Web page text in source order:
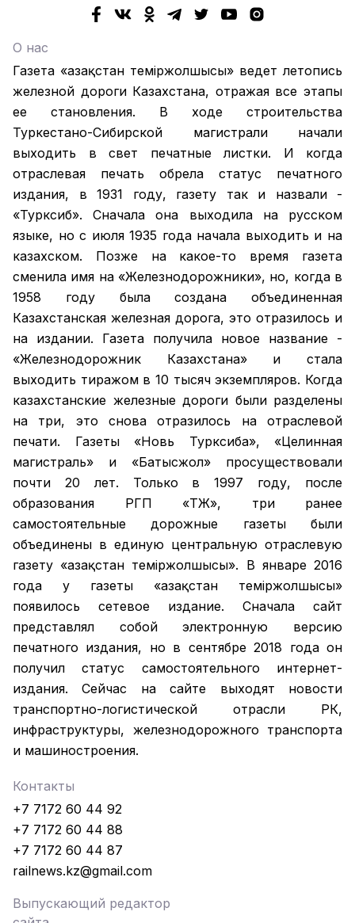
О нас
Газета «Қазақстан теміржолшысы» ведет летопись
железной дороги Казахстана, отражая все этапы
ее становления. В ходе строительства
Туркестано-Сибирской магистрали начали
выходить в свет печатные листки. И когда
отраслевая печать обрела статус печатного
издания, в 1931 году, газету так и назвали -
«Турксиб». Сначала она выходила на русском
языке, но с июля 1935 года начала выходить и на
казахском. Позже на какое-то время газета
сменила имя на «Железнодорожники», но, когда в
1958 году была создана объединенная
Казахстанская железная дорога, это отразилось и
на издании. Газета получила новое название -
«Железнодорожник Казахстана» и стала
выходить тиражом в 10 тысяч экземпляров. Когда
казахстанские железные дороги были разделены
на три, это снова отразилось на отраслевой
печати. Газеты «Новь Турксиба», «Целинная
магистраль» и «Батысжол» просуществовали
почти 20 лет. Только в 1997 году, после
образования РГП «ҚТЖ», три ранее
самостоятельные дорожные газеты были
объединены в единую центральную отраслевую
газету «Қазақстан темiржолшысы». В январе 2016
года у газеты «Қазақстан теміржолшысы»
появилось сетевое издание. Сначала сайт
представлял собой электронную версию
печатного издания, но в сентябре 2018 года он
получил статус самостоятельного интернет-
издания. Сейчас на сайте выходят новости
транспортно-логистической отрасли РК,
инфраструктуры, железнодорожного транспорта
и машиностроения.
Контакты
+7 7172 60 44 92
+7 7172 60 44 88
+7 7172 60 44 87
railnews.kz@gmail.com
Выпускающий редактор